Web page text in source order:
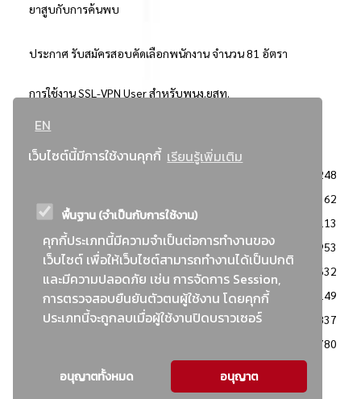
EN
เว็บไซต์นี้มีการใช้งานคุกกี้ เรียนรู้เพิ่มเติม
พื้นฐาน (จำเป็นกับการใช้งาน)
คุกกี้ประเภทนี้มีความจำเป็นต่อการทำงานของ
เว็บไซต์ เพื่อให้เว็บไซต์สามารถทำงานได้เป็นปกติ
และมีความปลอดภัย เช่น การจัดการ Session,
การตรวจสอบยืนยันตัวตนผู้ใช้งาน โดยคุกกี้
ประเภทนี้จะถูกลบเมื่อผู้ใช้งานปิดบราวเซอร์
อนุญาตทั้งหมด อนุญาต
ยาสูบกับการค้นพบ
ประกาศ รับสมัครสอบคัดเลือกพนักงาน จำนวน 81 อัตรา
การใช้งาน SSL-VPN User สำหรับพนง.ยสท.
..ยอดนิยม..
3248
2362
: วิธีเฉพาะเจาะจง
2113
ข่าวสาร/ประกาศ
1953
: เอกสารส่งเสริมความโปร่งใสในการจัดซื้อจัดจ้าง
1632
ข่าวสารจัดซื้อจัดจ้าง
1149
: แผนการจัดซื้อจัดจ้าง
837
780